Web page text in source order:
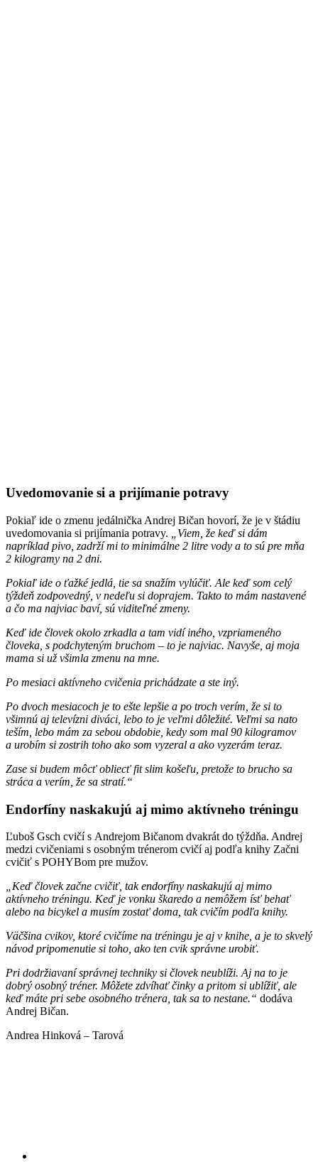
Uvedomovanie si a prijímanie potravy
Pokiaľ ide o zmenu jedálnička Andrej Bičan hovorí, že je v štádiu
uvedomovania si prijímania potravy.
„Viem, že keď si dám
napríklad pivo, zadrží mi to minimálne 2 litre vody a to sú pre mňa
2 kilogramy na 2 dni.
Pokiaľ ide o ťažké jedlá, tie sa snažím vylúčiť. Ale keď som celý
týždeň zodpovedný, v nedeľu si doprajem. Takto to mám nastavené
a čo ma najviac baví, sú viditeľné zmeny.
Keď ide človek okolo zrkadla a tam vidí iného, vzpriameného
človeka, s podchyteným bruchom – to je najviac. Navyše, aj moja
mama si už všimla zmenu na mne.
Po mesiaci aktívneho cvičenia prichádzate a ste iný.
Po dvoch mesiacoch je to ešte lepšie a po troch verím, že si to
všimnú aj televízni diváci, lebo to je veľmi dôležité. Veľmi sa nato
teším, lebo mám za sebou obdobie, kedy som mal 90 kilogramov
a urobím si zostrih toho ako som vyzeral a ako vyzerám teraz.
Zase si budem môcť obliecť fit slim košeľu, pretože to brucho sa
stráca a verím, že sa stratí.“
Endorfíny naskakujú aj mimo aktívneho tréningu
Ľuboš Gsch cvičí s Andrejom Bičanom dvakrát do týždňa. Andrej
medzi cvičeniami s osobným trénerom cvičí aj podľa knihy Začni
cvičiť s POHYBom pre mužov.
„Keď človek začne cvičiť, tak endorfíny naskakujú aj mimo
aktívneho tréningu. Keď je vonku škaredo a nemôžem ísť behať
alebo na bicykel a musím zostať doma, tak cvičím podľa knihy.
Väčšina cvikov, ktoré cvičíme na tréningu je aj v knihe, a je to skvelý
návod pripomenutie si toho, ako ten cvik správne urobiť.
Pri dodržiavaní správnej techniky si človek neublíži. Aj na to je
dobrý osobný tréner. Môžete zdvíhať činky a pritom si ublížiť, ale
keď máte pri sebe osobného trénera, tak sa to nestane.“ dodáva
Andrej Bičan.
Andrea Hinková – Tarová